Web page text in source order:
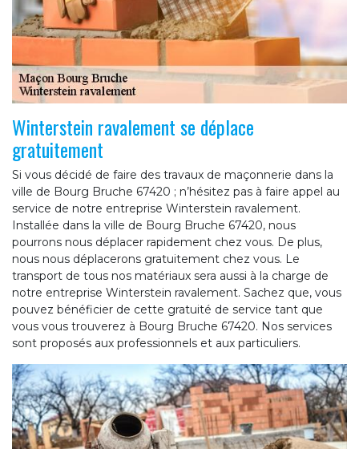
Winterstein ravalement se déplace
gratuitement
Si vous décidé de faire des travaux de maçonnerie dans la
ville de Bourg Bruche 67420 ; n’hésitez pas à faire appel au
service de notre entreprise Winterstein ravalement.
Installée dans la ville de Bourg Bruche 67420, nous
pourrons nous déplacer rapidement chez vous. De plus,
nous nous déplacerons gratuitement chez vous. Le
transport de tous nos matériaux sera aussi à la charge de
notre entreprise Winterstein ravalement. Sachez que, vous
pouvez bénéficier de cette gratuité de service tant que
vous vous trouverez à Bourg Bruche 67420. Nos services
sont proposés aux professionnels et aux particuliers.